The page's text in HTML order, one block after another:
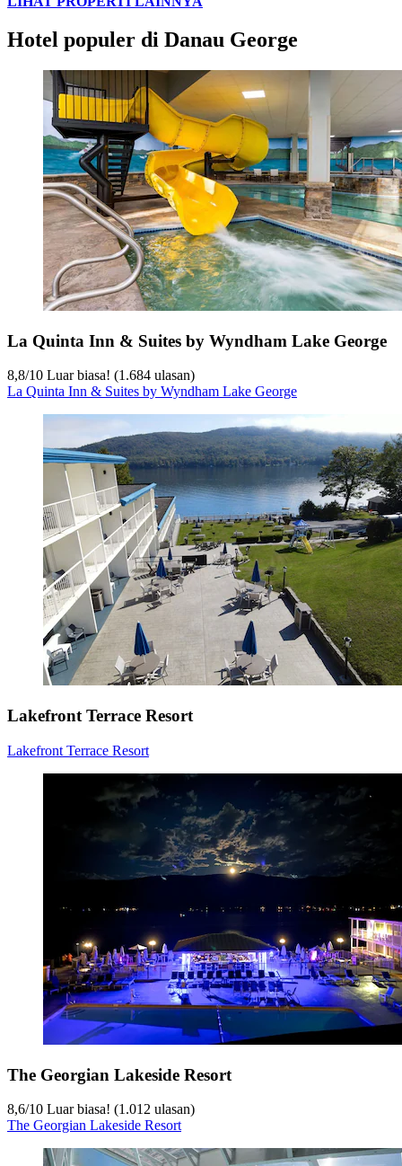
Hotel populer di Danau George
La Quinta Inn & Suites by Wyndham Lake George
8,8/10 Luar biasa! (1.684 ulasan)
La Quinta Inn & Suites by Wyndham Lake George
Lakefront Terrace Resort
Lakefront Terrace Resort
The Georgian Lakeside Resort
8,6/10 Luar biasa! (1.012 ulasan)
The Georgian Lakeside Resort